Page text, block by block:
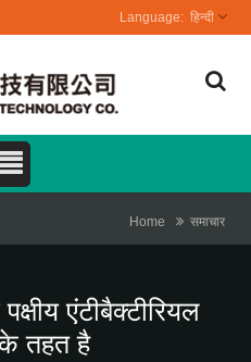
हिन्दी
Home समाचार
एंटीबैक्टीरियल
के तहत है